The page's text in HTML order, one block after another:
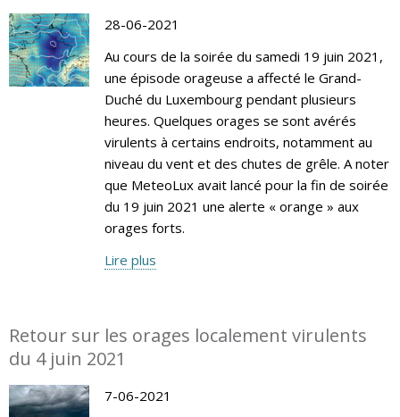
28-06-2021
Au cours de la soirée du samedi 19 juin 2021,
une épisode orageuse a affecté le Grand-
Duché du Luxembourg pendant plusieurs
heures. Quelques orages se sont avérés
virulents à certains endroits, notamment au
niveau du vent et des chutes de grêle. A noter
que MeteoLux avait lancé pour la fin de soirée
du 19 juin 2021 une alerte « orange » aux
orages forts.
Lire plus
Retour sur les orages localement virulents
du 4 juin 2021
7-06-2021